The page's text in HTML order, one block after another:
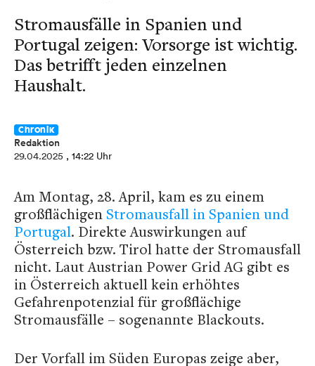
Stromausfälle in Spanien und
Portugal zeigen: Vorsorge ist wichtig.
Das betrifft jeden einzelnen
Haushalt.
Chronik
Redaktion
29.04.2025 , 14:22 Uhr
Am Montag, 28. April, kam es zu einem
großflächigenStromausfall in Spanien und
Portugal. Direkte Auswirkungen auf
Österreich bzw. Tirol hatte der Stromausfall
nicht. Laut Austrian Power Grid AG gibt es
in Österreich aktuell kein erhöhtes
Gefahrenpotenzial für großflächige
Stromausfälle – sogenannte Blackouts.
Der Vorfall im Süden Europas zeige aber,